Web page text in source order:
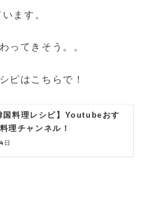
ます。
ってきそう。。
ピはこちらで！
国料理レシピ】Youtubeおす
理チャンネル！
日